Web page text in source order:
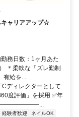
キャリアアップ☆
務日数：1ヶ月あた
＊柔軟な「ズレ勤制
有給を...
ディレクターとして
度評価」を採用 ✅年
経験者歓迎
ネイルOK